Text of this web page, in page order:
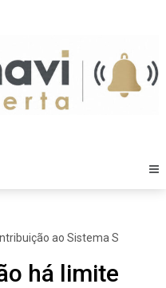
ao Sistema S
há limite